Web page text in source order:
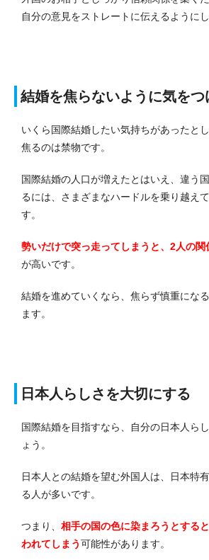
自分の意見をストレートに伝えるようにし
結婚を焦らないように気をつ
いくら国際結婚したい気持ちがあったと
焦るのは禁物です。
国際結婚の人口が増えたとはいえ、違う
るには、さまざまなハードルを乗り越え
す。
勢いだけで突っ走ってしまうと、2人の関
が高いです。
結婚を進めていくなら、焦らず慎重にな
ます。
日本人らしさを大切にする
国際結婚を目指すなら、自分の日本人ら
ょう。
日本人との結婚を望む外国人は、日本特
る人が多いです。
つまり、 相手の国の色に染まろうとする
われてしまう可能性があります。